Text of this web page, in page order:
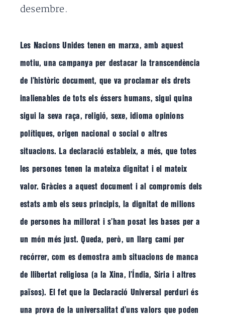
desembre.
Les Nacions Unides tenen en marxa, amb aquest
motiu, una campanya per destacar la transcendència
de l’històric document, que va proclamar els drets
inalienables de tots els éssers humans, sigui quina
sigui la seva raça, religió, sexe, idioma opinions
polítiques, origen nacional o social o altres
situacions. La declaració estableix, a més, que totes
les persones tenen la mateixa dignitat i el mateix
valor. Gràcies a aquest document i al compromís dels
estats amb els seus principis, la dignitat de milions
de persones ha millorat i s’han posat les bases per a
un món més just. Queda, però, un llarg camí per
recórrer, com es demostra amb situacions de manca
de llibertat religiosa (a la Xina, l’Índia, Síria i altres
països). El fet que la Declaració Universal perduri és
una prova de la universalitat d’uns valors que poden